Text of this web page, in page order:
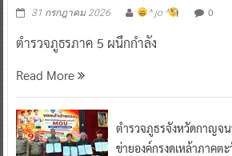
31 กรกฎาคม 2026 ^ jo ^ 0
ตำรวจภูธรภาค 5 ผนึกกำลัง
Read More
ตำรวจภูธรจังหวัดกาญจ
ข่ายองค์กรงดเหล้าภาคต